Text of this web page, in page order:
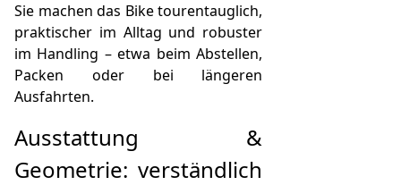
Sie machen das Bike tourentauglich,
praktischer im Alltag und robuster
im Handling – etwa beim Abstellen,
Packen oder bei längeren
Ausfahrten.
Ausstattung &
Geometrie: verständlich